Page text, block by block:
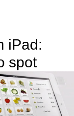
iPad:
spot